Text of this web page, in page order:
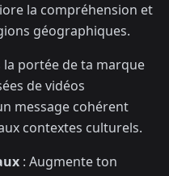
la compréhension et
géographiques.
la portée de ta marque
de vidéos
message cohérent
contextes culturels.
: Augmente ton